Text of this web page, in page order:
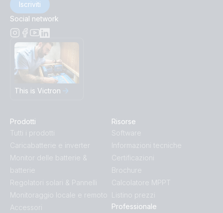
Iscriviti
Social network
This is Victron
Prodotti
Tutti i prodotti
Caricabatterie e inverter
Monitor delle batterie &
batterie
Regolatori solari & Pannelli
Monitoraggio locale e remoto
Accessori
Risorse
Software
Informazioni tecniche
Certificazioni
Brochure
Calcolatore MPPT
Listino prezzi
Professionale